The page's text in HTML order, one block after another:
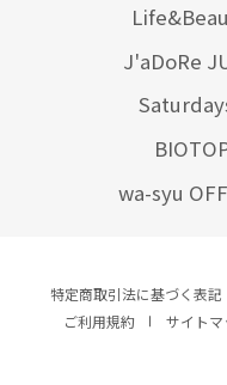
J'aDoRe
wa-syu
特定商取引法に基づく表記
ご利用規約
サイトマ